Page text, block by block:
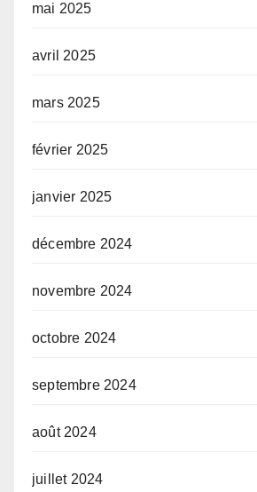
mai 2025
avril 2025
mars 2025
février 2025
janvier 2025
décembre 2024
novembre 2024
octobre 2024
septembre 2024
août 2024
juillet 2024